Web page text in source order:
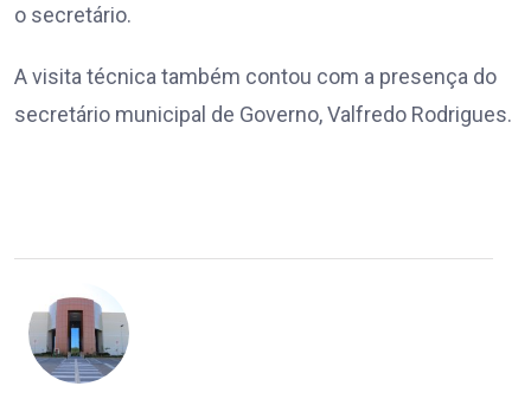
o secretário.
A visita técnica também contou com a presença do
secretário municipal de Governo, Valfredo Rodrigues.